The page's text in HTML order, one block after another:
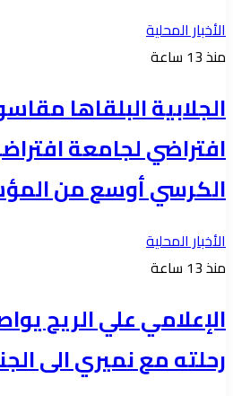
الأخبار المحلية
منذ 13 ساعة
الجلابية البلقاها
افتراضي لجامعة
الكرسي أوسع من
الأخبار المحلية
منذ 13 ساعة
الإعلامي علي الريح
رحلته مع نميري الى